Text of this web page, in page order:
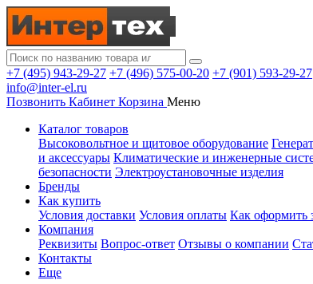
+7 (495) 943-29-27 +7 (496) 575-00-20 +7 (901) 593-29-27
info@inter-el.ru
Позвонить Кабинет Корзина Меню
Каталог товаров
Высоковольтное и щитовое оборудование
и аксессуары Климатические и инженерные
безопасности Электроустановочные изделия
Бренды
Как купить
Условия доставки Условия оплаты Как оформить
Компания
Реквизиты Вопрос-ответ Отзывы о компании
Контакты
Еще